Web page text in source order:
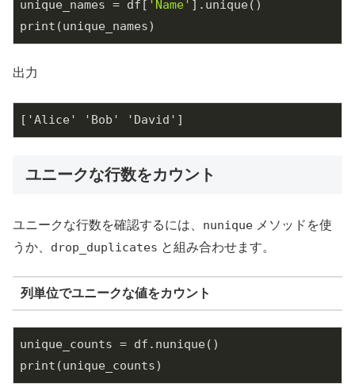
unique_names = df[ 'Name' ].unique()
print(unique_names)
出力
['Alice' 'Bob' 'David']
ユニークな行数をカウント
ユニークな行数を確認するには、 nunique メソッドを使
うか、 drop_duplicates と組み合わせます。
列単位でユニークな値をカウント
unique_counts = df.nunique()
print(unique_counts)